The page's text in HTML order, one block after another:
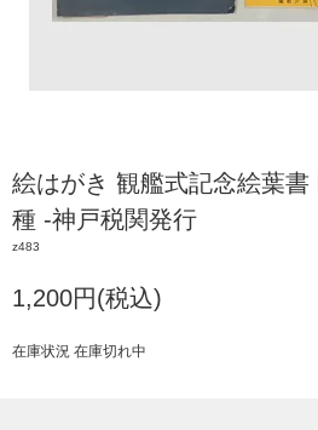
絵はがき 観艦式記念絵葉書
種 -神戸税関発行
z483
1,200円(税込)
在庫状況 在庫切れ中